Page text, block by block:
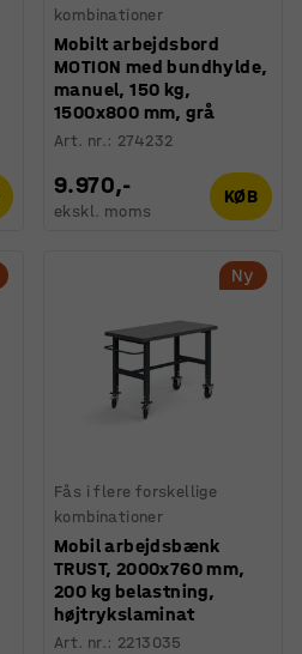
kombinationer
Mobilt arbejdsbord
MOTION med bundhylde,
manuel, 150 kg,
1500x800 mm, grå
Art. nr.: 274232
9.970,-
ekskl. moms
KØB
Ny
Fås i flere forskellige
kombinationer
Mobil arbejdsbænk
TRUST, 2000x760 mm,
200 kg belastning,
højtrykslaminat
Art. nr.: 2213035